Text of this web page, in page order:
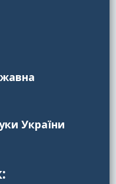
України